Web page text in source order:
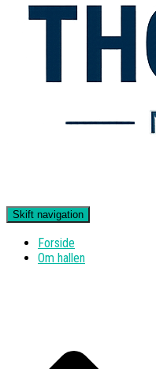
Skift navigation
Forside
Om hallen